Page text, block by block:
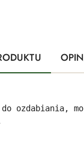
ozdabiania,